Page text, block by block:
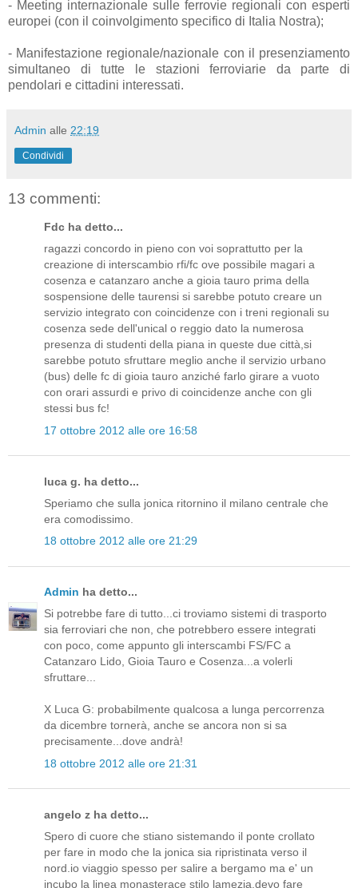
- Meeting internazionale sulle ferrovie regionali con esperti
europei (con il coinvolgimento specifico di Italia Nostra);
- Manifestazione regionale/nazionale con il presenziamento
simultaneo di tutte le stazioni ferroviarie da parte di
pendolari e cittadini interessati.
Admin alle 22:19
Condividi
13 commenti:
Fdc ha detto...
ragazzi concordo in pieno con voi soprattutto per la
creazione di interscambio rfi/fc ove possibile magari a
cosenza e catanzaro anche a gioia tauro prima della
sospensione delle taurensi si sarebbe potuto creare un
servizio integrato con coincidenze con i treni regionali su
cosenza sede dell'unical o reggio dato la numerosa
presenza di studenti della piana in queste due città,si
sarebbe potuto sfruttare meglio anche il servizio urbano
(bus) delle fc di gioia tauro anziché farlo girare a vuoto
con orari assurdi e privo di coincidenze anche con gli
stessi bus fc!
17 ottobre 2012 alle ore 16:58
luca g. ha detto...
Speriamo che sulla jonica ritornino il milano centrale che
era comodissimo.
18 ottobre 2012 alle ore 21:29
Admin ha detto...
Si potrebbe fare di tutto...ci troviamo sistemi di trasporto
sia ferroviari che non, che potrebbero essere integrati
con poco, come appunto gli interscambi FS/FC a
Catanzaro Lido, Gioia Tauro e Cosenza...a volerli
sfruttare...
X Luca G: probabilmente qualcosa a lunga percorrenza
da dicembre tornerà, anche se ancora non si sa
precisamente...dove andrà!
18 ottobre 2012 alle ore 21:31
angelo z ha detto...
Spero di cuore che stiano sistemando il ponte crollato
per fare in modo che la jonica sia ripristinata verso il
nord.io viaggio spesso per salire a bergamo ma e' un
incubo la linea monasterace stilo lamezia.devo fare